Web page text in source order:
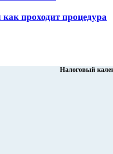
проходит процедура
Налоговый